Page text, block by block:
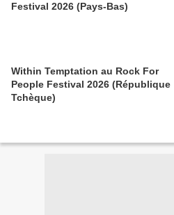
Festival 2026 (Pays-Bas)
Within Temptation au Rock For
People Festival 2026 (République
Tchèque)